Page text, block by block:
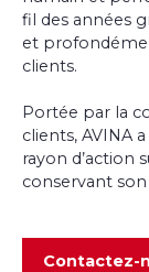
fil des années
et
clients.
Portée par la
clients, AVINA
rayon d’action
conservant
Contactez-